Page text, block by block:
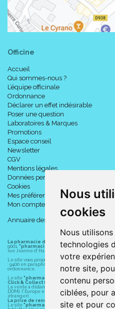
Nous
cookies
Nous
technologies
votre
notre site,
contenu
ciblées, pour
site et pour
Officine
Accueil
Qui sommes-nous ?
L’équipe officinale
Ordonnance
Déclarer un effet indésirable
Poser une question
Laboratoires & Marques
Promotions
Espace conseil
Newsletter
CGV
Mentions légales
Données personnelles
Cookies
Mes préférences Cookies
Mon compte
Annuaire des pharmacies
La pharmacie du centre à Albert (80300) est
9001. "pharmacie-du-centre-albert.fr "est le
rue Jeanne d' Harcourt, 80300 Albert.
Le site vous propose un large choix de plus de
: 9400 en parapharmacie, animaux, orthopédie,
ordonnance.
Le site "pharmacie-du-centre-albert.fr" vous
Click & Collect (retrait gratuit dans la
La vente à distance chez vous et/ou chez un
DOM), l' Europe et le monde entier (livraison
étranger).
La prise de rendez-vous.
Le site "pharmacie-du-centre-albert.fr"est